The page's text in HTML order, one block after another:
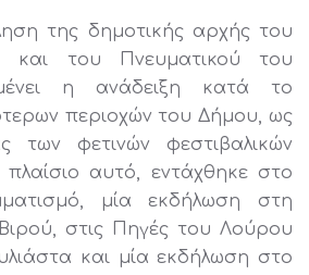
της δημοτικής αρχής του
και του Πνευματικού του
η ανάδειξη κατά το
περιοχών του Δήμου, ως
των φετινών φεστιβαλικών
αυτό, εντάχθηκε στο
μία εκδήλωση στη
στις Πηγές του Λούρου
και μία εκδήλωση στο